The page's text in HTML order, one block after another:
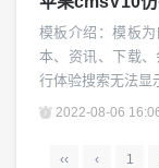
模板介绍：模板
本、资讯、下载
行体验搜索无法显
法显示内容的问题
打开block/head，
2022-08-06
‹‹ ‹ 1